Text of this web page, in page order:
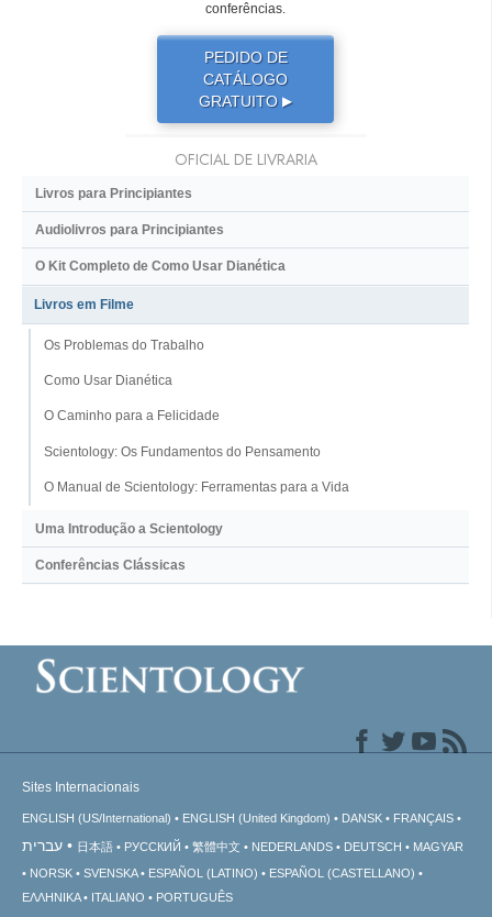
conferências.
PEDIDO DE
CATÁLOGO
GRATUITO ▶
OFICIAL DE LIVRARIA
Livros para Principiantes
Audiolivros para Principiantes
O Kit Completo de Como Usar Dianética
Livros em Filme
Os Problemas do Trabalho
Como Usar Dianética
O Caminho para a Felicidade
Scientology: Os Fundamentos do Pensamento
O Manual de Scientology: Ferramentas para a Vida
Uma Introdução a Scientology
Conferências Clássicas
Sites Internacionais
ENGLISH (US/International) ENGLISH (United Kingdom) DANSK FRANÇAIS
עברית 日本語 РУССКИЙ 繁體中文 NEDERLANDS DEUTSCH
MAGYAR
NORSK
SVENSKA ESPAÑOL (LATINO)
ESPAÑOL (CASTELLANO)
ΕΛΛΗΝΙΚA
ITALIANO PORTUGUÊS